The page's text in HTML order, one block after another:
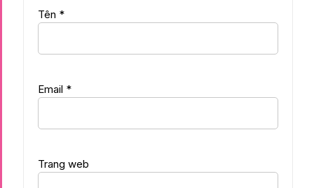
Tên *
Email *
Trang web